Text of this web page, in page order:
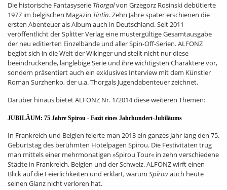
Die historische Fantasyserie Thorgalvon Grzegorz Rosinski debütierte
1977 im belgischen Magazin Tintin. Zehn Jahre später erschienen die
ersten Abenteuer als Album auch in Deutschland. Seit 2011
veröffentlicht der Splitter Verlag eine mustergültige Gesamtausgabe
der neu editierten Einzelbände und aller Spin-Off-Serien. ALFONZ
begibt sich in die Welt der Wikinger und stellt nicht nur diese
beeindruckende, langlebige Serie und ihre wichtigsten Charaktere vor,
sondern präsentiert auch ein exklusives Interview mit dem Künstler
Roman Surzhenko, der u.a. Thorgals Jugendabenteuer zeichnet.
Darüber hinaus bietet ALFONZ Nr. 1/2014 diese weiteren Themen:
JUBILÄUM: 75 Jahre Spirou - Fazit eines Jahrhundert-Jubiläums
In Frankreich und Belgien feierte man 2013 ein ganzes Jahr lang den 75.
Geburtstag des berühmten Hotelpagen Spirou. Die Festivitäten trug
man mittels einer mehrmonatigen »Spirou Tour« in zehn verschiedene
Städte in Frankreich, Belgien und der Schweiz. ALFONZ wirft einen
Blick auf die Feierlichkeiten und erklärt, warum Spirou auch heute
seinen Glanz nicht verloren hat.